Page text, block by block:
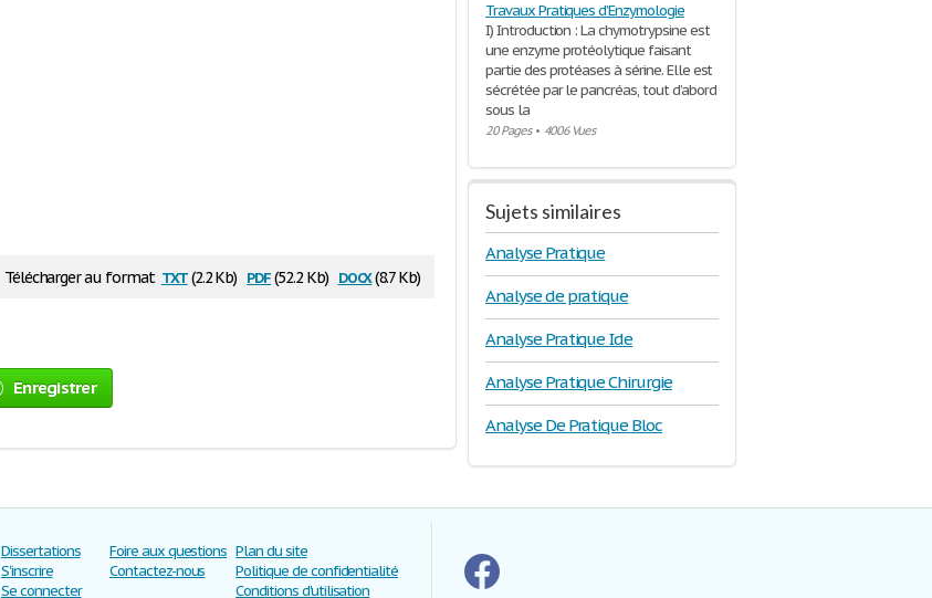
Télécharger au format txt(2.2 Kb) pdf(52.2 Kb) docx(8.7 Kb)
Enregistrer
Travaux Pratiques d’Enzymologie
I) Introduction : La chymotrypsine est
une enzyme protéolytique faisant
partie des protéases à sérine. Elle est
sécrétée par le pancréas, tout d’abord
sous la
20 Pages• 4006 Vues
Sujets similaires
Analyse Pratique
Analyse de pratique
Analyse Pratique Ide
Analyse Pratique Chirurgie
Analyse De Pratique Bloc
Dissertations
S'inscrire
Se connecter
Foire aux questions
Contactez-nous
Plan du site
Politique de confidentialité
Conditions d'utilisation